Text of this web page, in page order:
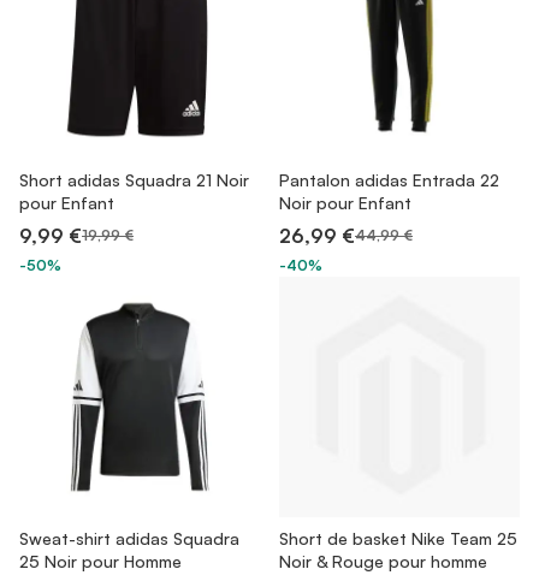
Short adidas Squadra 21 Noir
pour Enfant
9,99 €19,99 €
-50%
Pantalon adidas Entrada 22
Noir pour Enfant
26,99 €44,99 €
-40%
Sweat-shirt adidas Squadra
25 Noir pour Homme
Short de basket Nike Team 25
Noir & Rouge pour homme